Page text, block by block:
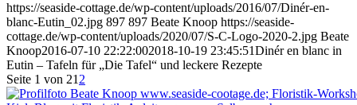
https://seaside-cottage.de/wp-content/uploads/2016/07/Dinér-en-
blanc-Eutin_02.jpg 897 897 Beate Knoop https://seaside-
cottage.de/wp-content/uploads/2020/07/S-C-Logo-2020-2.jpg Beate
Knoop2016-07-10 22:22:002018-10-19 23:45:51Dinér en blanc in
Eutin – Tafeln für „Die Tafel“ und leckere Rezepte
Seite 1 von 21 2